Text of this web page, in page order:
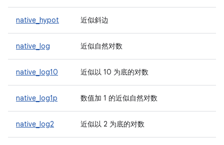
native_hypot 近似斜边
native_log 近似自然对数
native_log10 近似以 10 为底的对数
native_log1p 数值加 1 的近似自然对数
native_log2 近似以 2 为底的对数